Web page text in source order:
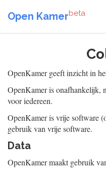
Open Kamerbeta
OpenKamer geeft inzicht in
OpenKamer is onafhankelijk,
voor iedereen.
OpenKamer is vrije software
gebruik van vrije software.
Data
OpenKamer maakt gebruik